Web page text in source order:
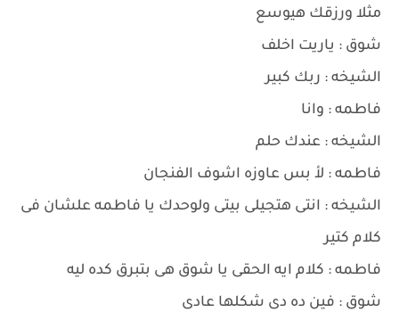
مثلا ورزقك هيوسع
شوق : ياريت اخلف
الشيخه : ربك كبير
فاطمه : وانا
الشيخه : عندك حلم
فاطمه : لأ بس عاوزه اشوف الفنجان
الشيخه : انتى هتجيلى بيتى ولوحدك يا فاطمه علشان فى
كلام كتير
فاطمه : كلام ايه الحقى يا شوق هى بتبرق كده ليه
شوق : فين ده دى شكلها عادى